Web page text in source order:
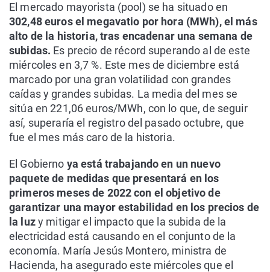
El mercado mayorista (pool) se ha situado en
302,48 euros el megavatio por hora (MWh), el más
alto de la historia, tras encadenar una semana de
subidas. Es precio de récord superando al de este
miércoles en 3,7 %. Este mes de diciembre está
marcado por una gran volatilidad con grandes
caídas y grandes subidas. La media del mes se
sitúa en 221,06 euros/MWh, con lo que, de seguir
así, superaría el registro del pasado octubre, que
fue el mes más caro de la historia.
El Gobierno ya está trabajando en un nuevo
paquete de medidas que presentará en los
primeros meses de 2022 con el objetivo de
garantizar una mayor estabilidad en los precios de
la luzy mitigar el impacto que la subida de la
electricidad está causando en el conjunto de la
economía. María Jesús Montero, ministra de
Hacienda, ha asegurado este miércoles que el